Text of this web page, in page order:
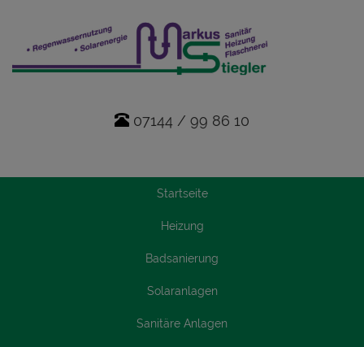
07144 / 99 86 10
Startseite
Heizung
Badsanierung
Solaranlagen
Sanitäre Anlagen